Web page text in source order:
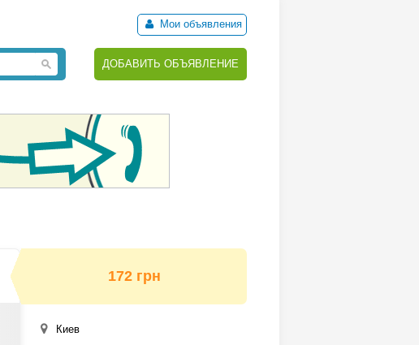
Мои объявления
ДОБАВИТЬ ОБЪЯВЛЕНИЕ
172 грн
Киев